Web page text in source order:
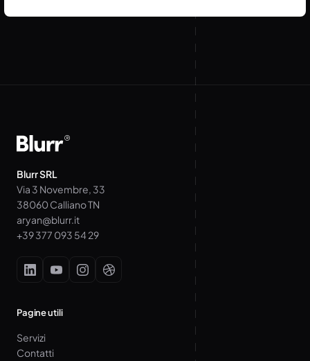
Blurr SRL
Via 3 Novembre, 33
38060 Calliano TN
aryan@blurr.it
+39 377 093 54 29
Pagine utili
Servizi
Contatti